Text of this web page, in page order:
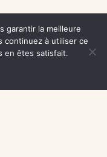
garantir la meilleure
continuez à utiliser ce
en êtes satisfait.